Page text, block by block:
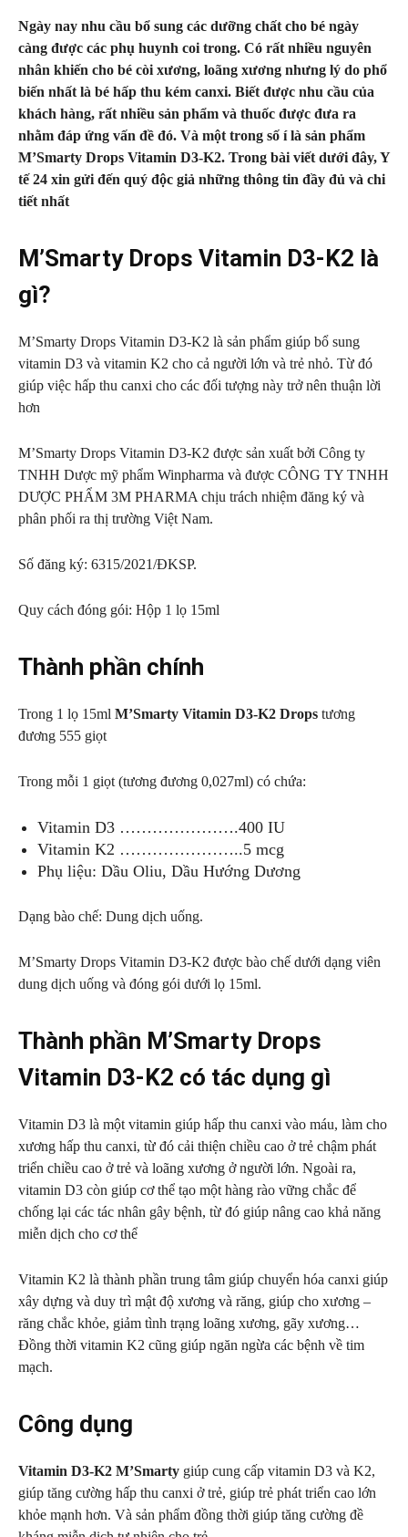
Ngày nay nhu cầu bổ sung các dưỡng chất cho bé ngày
càng được các phụ huynh coi trong. Có rất nhiều nguyên
nhân khiến cho bé còi xương, loãng xương nhưng lý do phổ
biến nhất là bé hấp thu kém canxi. Biết được nhu cầu của
khách hàng, rất nhiều sản phẩm và thuốc được đưa ra
nhằm đáp ứng vấn đề đó. Và một trong số í là sản phẩm
M’Smarty Drops Vitamin D3-K2. Trong bài viết dưới đây, Y
tế 24 xin gửi đến quý độc giả những thông tin đầy đủ và chi
tiết nhất
M’Smarty Drops Vitamin D3-K2 là
gì?
M’Smarty Drops Vitamin D3-K2 là sản phẩm giúp bổ sung
vitamin D3 và vitamin K2 cho cả người lớn và trẻ nhỏ. Từ đó
giúp việc hấp thu canxi cho các đối tượng này trở nên thuận lời
hơn
M’Smarty Drops Vitamin D3-K2 được sản xuất bởi Công ty
TNHH Dược mỹ phẩm Winpharma và được CÔNG TY TNHH
DƯỢC PHẨM 3M PHARMA chịu trách nhiệm đăng ký và
phân phối ra thị trường Việt Nam.
Số đăng ký: 6315/2021/ĐKSP.
Quy cách đóng gói: Hộp 1 lọ 15ml
Thành phần chính
Trong 1 lọ 15ml M’Smarty Vitamin D3-K2 Drops tương
đương 555 giọt
Trong mỗi 1 giọt (tương đương 0,027ml) có chứa:
Vitamin D3 ………………….400 IU
Vitamin K2 …………………..5 mcg
Phụ liệu: Dầu Oliu, Dầu Hướng Dương
Dạng bào chế: Dung dịch uống.
M’Smarty Drops Vitamin D3-K2 được bào chế dưới dạng viên
dung dịch uống và đóng gói dưới lọ 15ml.
Thành phần M’Smarty Drops
Vitamin D3-K2 có tác dụng gì
Vitamin D3 là một vitamin giúp hấp thu canxi vào máu, làm cho
xương hấp thu canxi, từ đó cải thiện chiều cao ở trẻ chậm phát
triển chiều cao ở trẻ và loãng xương ở người lớn. Ngoài ra,
vitamin D3 còn giúp cơ thể tạo một hàng rào vững chắc để
chống lại các tác nhân gây bệnh, từ đó giúp nâng cao khả năng
miễn dịch cho cơ thể
Vitamin K2 là thành phần trung tâm giúp chuyển hóa canxi giúp
xây dựng và duy trì mật độ xương và răng, giúp cho xương –
răng chắc khỏe, giảm tình trạng loãng xương, gãy xương…
Đồng thời vitamin K2 cũng giúp ngăn ngừa các bệnh về tim
mạch.
Công dụng
Vitamin D3-K2 M’Smarty giúp cung cấp vitamin D3 và K2,
giúp tăng cường hấp thu canxi ở trẻ, giúp trẻ phát triển cao lớn
khỏe mạnh hơn. Và sản phẩm đồng thời giúp tăng cường đề